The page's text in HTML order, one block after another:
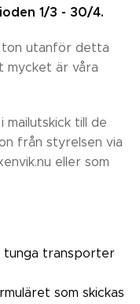
1/3 - 30/4.
ton utanför detta
mycket är våra
mailutskick till de
från styrelsen via
eller som
tunga transporter
som skickas